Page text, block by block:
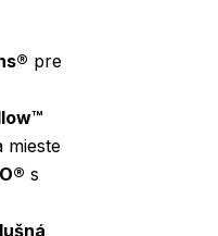
pre
mieste
s